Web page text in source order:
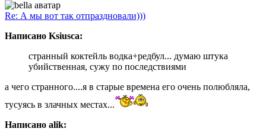
Re: А мы вот так отпраздновали)))
Написано Ksiusca:
странный коктейль водка+редбул... думаю штука
убийственная, сужу по последствиями
а чего странного....я в старые времена его очень полюбляла,
тусуясь в злачных местах...
Написано alik: